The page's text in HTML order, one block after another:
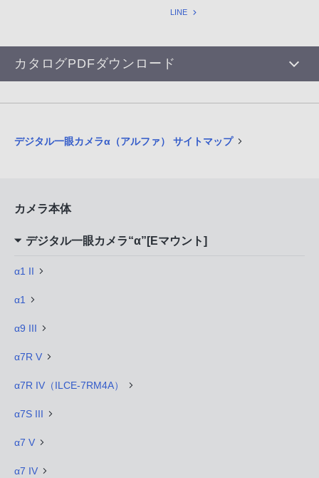
LINE
カタログPDFダウンロード
デジタル一眼カメラα（アルファ） サイトマップ
カメラ本体
デジタル一眼カメラ“α”[Eマウント]
α1 II
α1
α9 III
α7R V
α7R IV（ILCE-7RM4A）
α7S III
α7 V
α7 IV